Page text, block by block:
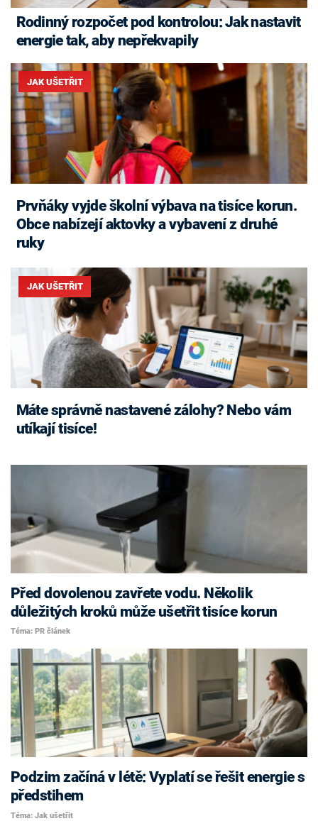
Rodinný rozpočet pod kontrolou: Jak nastavit
energie tak, aby nepřekvapily
JAK UŠETŘIT
Prvňáky vyjde školní výbava na tisíce korun.
Obce nabízejí aktovky a vybavení z druhé
ruky
JAK UŠETŘIT
Máte správně nastavené zálohy? Nebo vám
utíkají tisíce!
Před dovolenou zavřete vodu. Několik
důležitých kroků může ušetřit tisíce korun
Téma: PR článek
Podzim začíná v létě: Vyplatí se řešit energie s
předstihem
Téma: Jak ušetřit